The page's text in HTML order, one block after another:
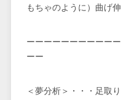
もちゃのように）曲げ
ーーーーーーーーーー
ーー
＜夢分析＞・・・足取